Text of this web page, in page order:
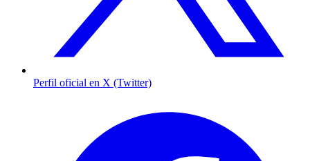
Perfil oficial en X (Twitter)